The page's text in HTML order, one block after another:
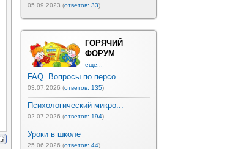
05.09.2023 (ответов: 33)
ГОРЯЧИЙ
ФОРУМ
еще...
FAQ. Вопросы по персо...
03.07.2026 (ответов: 135)
Психологический микро...
02.07.2026 (ответов: 194)
Уроки в школе
25.06.2026 (ответов: 44)